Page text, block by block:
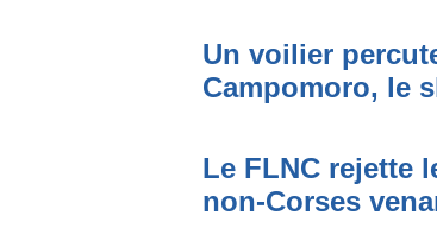
Un voilier
Campomoro, le
Le FLNC rejette
non-Corses